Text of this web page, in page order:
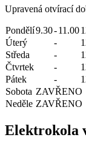
Upravená otvírací
Pondělí9.30-11.00
Úterý
-
Středa
-
Čtvrtek
-
Pátek
-
Sobota ZAVŘENO
Neděle ZAVŘENO
Elektrokola